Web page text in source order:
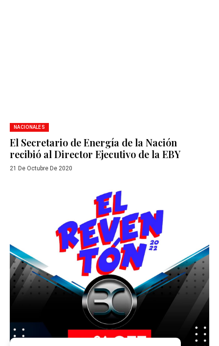
NACIONALES
El Secretario de Energía de la Nación
recibió al Director Ejecutivo de la EBY
21 De Octubre De 2020